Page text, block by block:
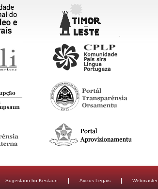
Sugestaun ho Kestaun Avizus Legais Webmaster